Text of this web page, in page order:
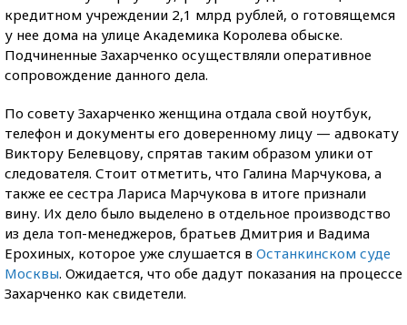
кредитном учреждении 2,1 млрд рублей, о готовящемся
у нее дома на улице Академика Королева обыске.
Подчиненные Захарченко осуществляли оперативное
сопровождение данного дела.
По совету Захарченко женщина отдала свой ноутбук,
телефон и документы его доверенному лицу — адвокату
Виктору Белевцову, спрятав таким образом улики от
следователя. Стоит отметить, что Галина Марчукова, а
также ее сестра Лариса Марчукова в итоге признали
вину. Их дело было выделено в отдельное производство
из дела топ-менеджеров, братьев Дмитрия и Вадима
Ерохиных, которое уже слушается в Останкинском суде
Москвы. Ожидается, что обе дадут показания на процессе
Захарченко как свидетели.